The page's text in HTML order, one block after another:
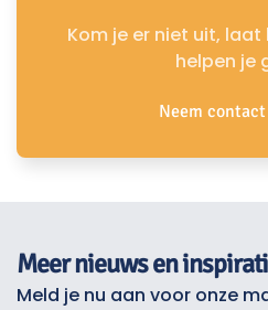
Kom je er niet uit, laat
helpen je
Neem
Meer nieuws en
Meld je nu aan voor onze